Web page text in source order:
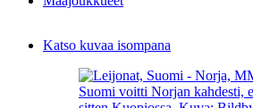
Katso kuvaa isompana
Suomi voitti Norjan kahdesti,